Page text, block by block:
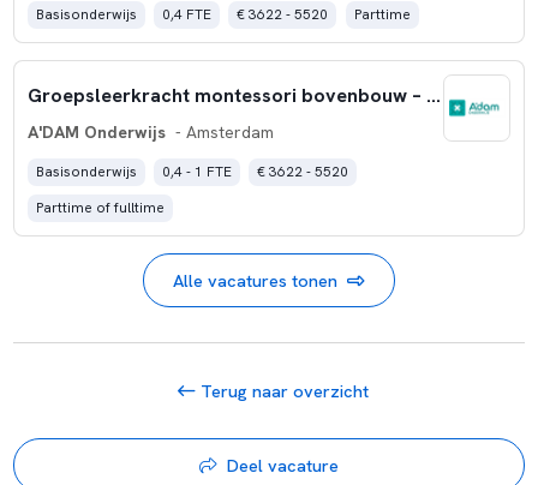
Basisonderwijs 0,4 FTE € 3622 - 5520 Parttime
Groepsleerkracht montessori bovenbouw – Amsterdam-Noord
A'DAM Onderwijs - Amsterdam
Basisonderwijs 0,4 - 1 FTE
€ 3622 - 5520
Parttime of fulltime
Alle vacatures tonen
Terug naar overzicht
Deel vacature